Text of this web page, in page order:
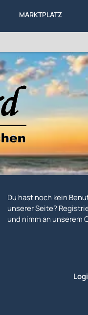
MARKTPLATZ
Du hast noch kein
unserer Seite?
und nimm an unserem